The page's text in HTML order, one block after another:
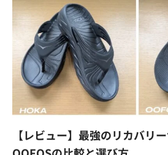
【レビュー】最強のリカバリ